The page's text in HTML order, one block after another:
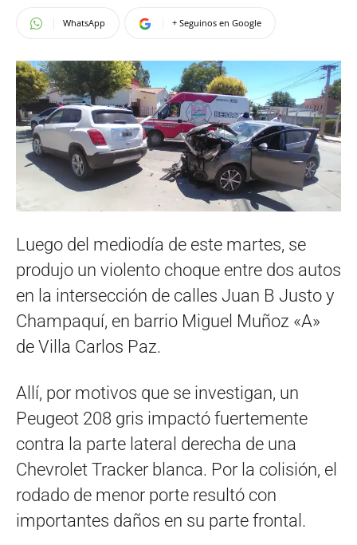
WhatsApp + Seguinos en Google
Luego del mediodía de este martes, se
produjo un violento choque entre dos autos
en la intersección de calles Juan B Justo y
Champaquí, en barrio Miguel Muñoz «A»
de Villa Carlos Paz.
Allí, por motivos que se investigan, un
Peugeot 208 gris impactó fuertemente
contra la parte lateral derecha de una
Chevrolet Tracker blanca. Por la colisión, el
rodado de menor porte resultó con
importantes daños en su parte frontal.